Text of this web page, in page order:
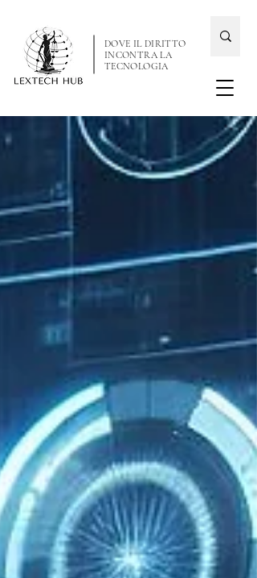
DOVE IL DIRITTO
INCONTRA LA
TECNOLOGIA